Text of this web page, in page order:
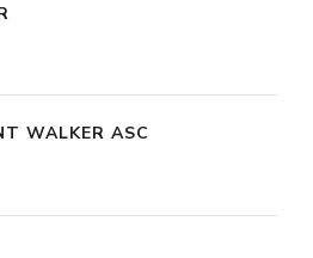
WALKER ASC